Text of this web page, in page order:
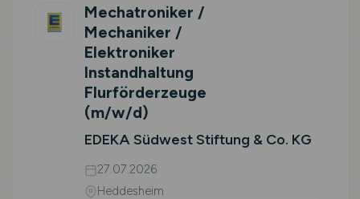
Mechatroniker /
Mechaniker /
Elektroniker
Instandhaltung
Flurförderzeuge
(m/w/d)
EDEKA Südwest Stiftung & Co. KG
27.07.2026
Heddesheim